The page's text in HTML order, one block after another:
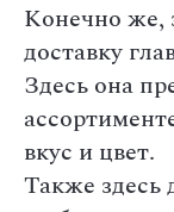
Конечно же,
доставку
Здесь она
вкус и цвет.
Также здесь